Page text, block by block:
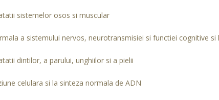
sistemelor osos si muscular
a sistemului nervos, neurotransmisiei si functiei cognitive si
dintilor, a parului, unghiilor si a pielii
celulara si la sinteza normala de ADN